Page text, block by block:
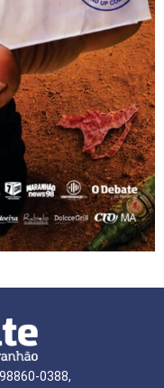
0388,